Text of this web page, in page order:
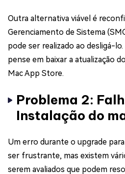
Outra alternativa viável é
Gerenciamento de Sistema
pode ser realizado ao desligá-
pense em baixar a atualização
Mac App Store.
Problema 2:
Instalação do
Um erro durante o upgrade
ser frustrante, mas existem
serem avaliados que podem